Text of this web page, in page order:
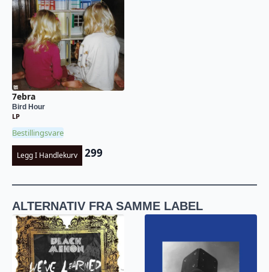
7ebra
Bird Hour
LP
Bestillingsvare
Legg I Handlekurv 299
ALTERNATIV FRA SAMME LABEL